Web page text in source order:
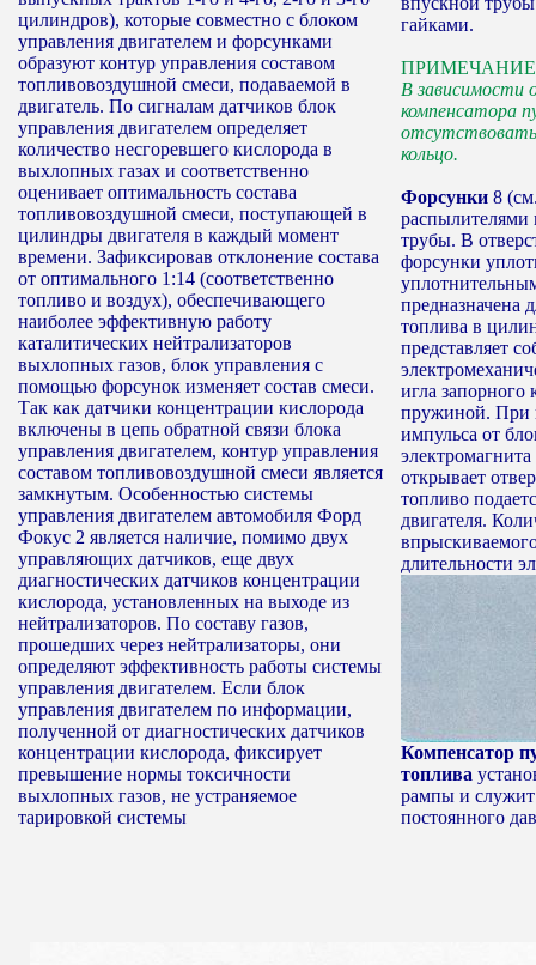
цилиндров), которые совместно с блоком
управления двигателем и форсунками
образуют контур управления составом
топливовоздушной смеси, подаваемой в
двигатель. По сигналам датчиков блок
управления двигателем определяет
количество несгоревшего кислорода в
выхлопных газах и соответственно
оценивает оптимальность состава
топливовоздушной смеси, поступающей в
цилиндры двигателя в каждый момент
времени. Зафиксировав отклонение состава
от оптимального 1:14 (соответственно
топливо и воздух), обеспечивающего
наиболее эффективную работу
каталитических нейтрализаторов
выхлопных газов, блок управления с
помощью форсунок изменяет состав смеси.
Так как датчики концентрации кислорода
включены в цепь обратной связи блока
управления двигателем, контур управления
составом топливовоздушной смеси является
замкнутым. Особенностью системы
управления двигателем автомобиля Форд
Фокус 2 является наличие, помимо двух
управляющих датчиков, еще двух
диагностических датчиков концентрации
кислорода, установленных на выходе из
нейтрализаторов. По составу газов,
прошедших через нейтрализаторы, они
определяют эффективность работы системы
управления двигателем. Если блок
управления двигателем по информации,
полученной от диагностических датчиков
концентрации кислорода, фиксирует
превышение нормы токсичности
выхлопных газов, не устраняемое
тарировкой системы
гайками.
ПРИМЕЧАНИЕ
В зависимости
компенсатора
кольцо.
Форсунки 8
распылителями
трубы. В
форсунки
предназначена
топлива в
представляет
игла запорного
пружиной. При
импульса от
открывает
топливо
двигателя.
длительности
Компенсатор
топлива
рампы и
постоянного